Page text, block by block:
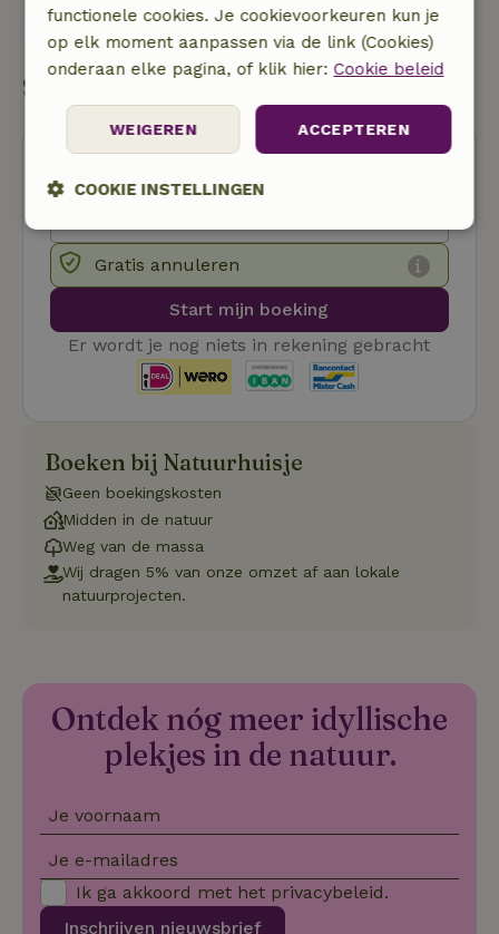
Start mijn boeking
Gratis annuleren
Start mijn boeking
Er wordt je nog niets in rekening gebracht
Boeken bij Natuurhuisje
Geen boekingskosten
Midden in de natuur
Weg van de massa
Wij dragen 5% van onze omzet af aan lokale
natuurprojecten.
Ontdek nóg meer idyllische
plekjes in de natuur.
Je voornaam
Je e-mailadres
Inschrijven nieuwsbrief
Ik ga akkoord met het privacybeleid.
functionele cookies. Je cookievoorkeuren kun je
op elk moment aanpassen via de link (Cookies)
onderaan elke pagina, of klik hier: Cookie beleid
ACCEPTEREN
WEIGEREN
COOKIE INSTELLINGEN
Strikt
noodzakelijk
Prestatie Targeting
Functioneel Niet-geclassificeerd
Strikt noodzakelijk
Functioneel
Strikt noodzakelijke cookies maken de kernfunctionaliteiten
van de website mogelijk, zoals gebruikersaanmelding en
accountbeheer. De website kan niet goed worden gebruikt
_tt_enable_cookie .natuurhuisje.nl
2 maanden
4 weken
gebruikt
Cookie-